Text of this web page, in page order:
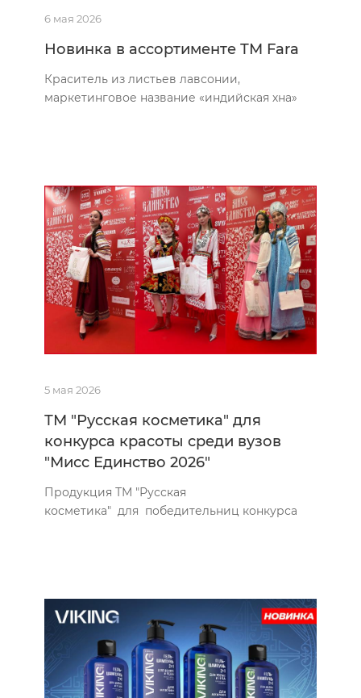
6 мая 2026
Новинка в ассортименте ТМ Fara
Краситель из листьев лавсонии,
маркетинговое название «индийская хна»
5 мая 2026
ТМ "Русская косметика" для
конкурса красоты среди вузов
"Мисс Единство 2026"
Продукция ТМ "Русская
косметика" для победительниц конкурса